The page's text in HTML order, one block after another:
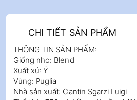
CHI TIẾT SẢN PHẨM
THÔNG TIN SẢN PHẨM:
Giống nho: Blend
Xuất xứ: Ý
Vùng: Puglia
Nhà sản xuất: Cantin Sgarzi Luigi